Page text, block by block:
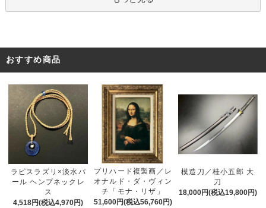
おすすめ商品
ラピスラズリ×淡水パ
ール ヘンプネックレ
ス
4,518円(税込4,970円)
プリハード複製画／レ
オナルド・ダ・ヴィン
チ「モナ・リザ」
51,600円(税込56,760円)
模造刀／桂小五郎 大
刀
18,000円(税込19,800円)